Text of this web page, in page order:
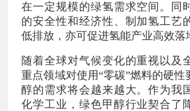
在一定规模的绿氢需求空间。同
的安全性和经济性、制加氢工艺
低排放，亦可促进氢能产业高效落
随着全球对气候变化的重视以及
重点领域对使用“零碳”燃料的硬性
醇的需求将会越来越大。作为我
化学工业，绿色甲醇行业契合了